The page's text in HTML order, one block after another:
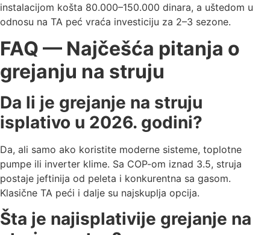
instalacijom košta 80.000–150.000 dinara, a uštedom u
odnosu na TA peć vraća investiciju za 2–3 sezone.
FAQ — Najčešća pitanja o
grejanju na struju
Da li je grejanje na struju
isplativo u 2026. godini?
Da, ali samo ako koristite moderne sisteme, toplotne
pumpe ili inverter klime. Sa COP-om iznad 3.5, struja
postaje jeftinija od peleta i konkurentna sa gasom.
Klasične TA peći i dalje su najskuplja opcija.
Šta je najisplativije grejanje na